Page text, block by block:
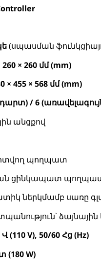
(սպասման
260 × 260 մմ (mm)
× 455 × 568 մմ (mm)
/ 6
անցքով
պողպատ
ցինկապատ
ներկմամբ սառը
ձայնային
(110 V), 50/60 Հց (Hz)
(180 W)